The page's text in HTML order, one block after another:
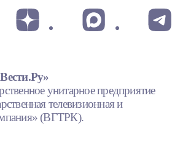
унитарное предприятие
телевизионная и
(ВГТРК).